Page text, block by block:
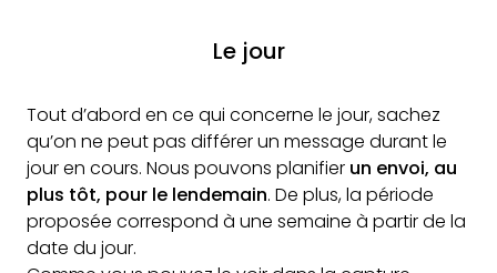
Le jour
Tout d’abord en ce qui concerne le jour, sachez
qu’on ne peut pas différer un message durant le
jour en cours. Nous pouvons planifier un envoi, au
plus tôt, pour le lendemain. De plus, la période
proposée correspond à une semaine à partir de la
date du jour.